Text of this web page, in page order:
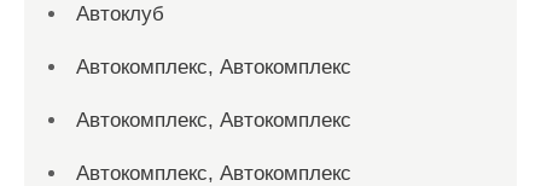
Автоклуб
Автокомплекс, Автокомплекс
Автокомплекс, Автокомплекс
Автокомплекс, Автокомплекс